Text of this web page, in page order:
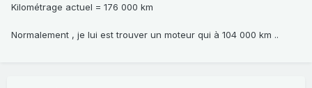
Kilométrage actuel = 176 000 km
Normalement , je lui est trouver un moteur qui à 104 000 km ..